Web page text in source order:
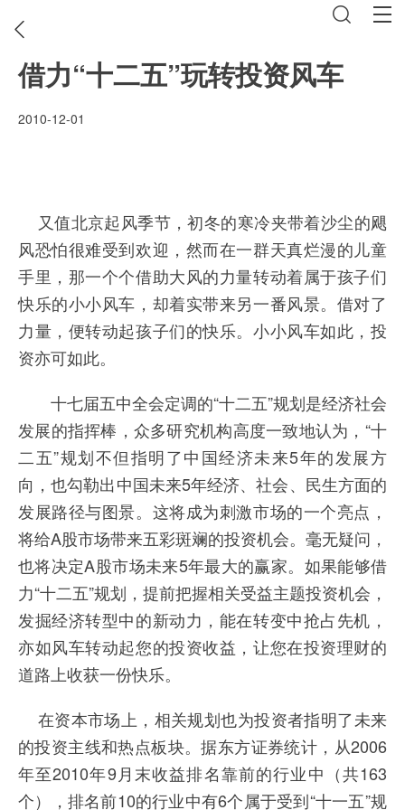
借力“十二五”玩转投资风车
2010-12-01
又值北京起风季节，初冬的寒冷夹带着沙尘的飓
风恐怕很难受到欢迎，然而在一群天真烂漫的儿童
手里，那一个个借助大风的力量转动着属于孩子们
快乐的小小风车，却着实带来另一番风景。借对了
力量，便转动起孩子们的快乐。小小风车如此，投
资亦可如此。
十七届五中全会定调的“十二五”规划是经济社会
发展的指挥棒，众多研究机构高度一致地认为，“十
二五”规划不但指明了中国经济未来5年的发展方
向，也勾勒出中国未来5年经济、社会、民生方面的
发展路径与图景。这将成为刺激市场的一个亮点，
将给A股市场带来五彩斑斓的投资机会。毫无疑问，
也将决定A股市场未来5年最大的赢家。如果能够借
力“十二五”规划，提前把握相关受益主题投资机会，
发掘经济转型中的新动力，能在转变中抢占先机，
亦如风车转动起您的投资收益，让您在投资理财的
道路上收获一份快乐。
在资本市场上，相关规划也为投资者指明了未来
的投资主线和热点板块。据东方证券统计，从2006
年至2010年9月末收益排名靠前的行业中（共163
个），排名前10的行业中有6个属于受到“十一五”规